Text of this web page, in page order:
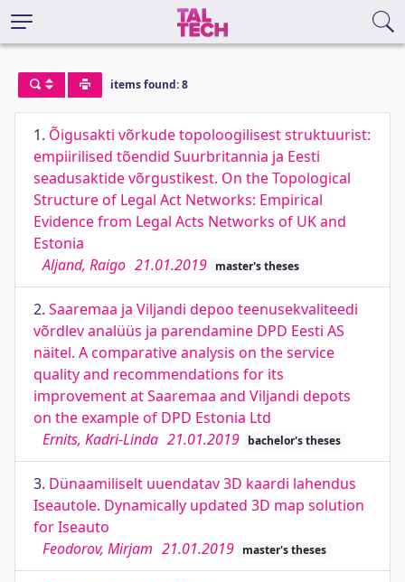
items found: 8
1. Õigusakti võrkude topoloogilisest struktuurist:
empiirilised tõendid Suurbritannia ja Eesti
seadusaktide võrgustikest. On the Topological
Structure of Legal Act Networks: Empirical
Evidence from Legal Acts Networks of UK and
Estonia
Aljand, Raigo 21.01.2019 master's theses
2. Saaremaa ja Viljandi depoo teenusekvaliteedi
võrdlev analüüs ja parendamine DPD Eesti AS
näitel. A comparative analysis on the service
quality and recommendations for its
improvement at Saaremaa and Viljandi depots
on the example of DPD Estonia Ltd
Ernits, Kadri-Linda 21.01.2019 bachelor's theses
3. Dünaamiliselt uuendatav 3D kaardi lahendus
Iseautole. Dynamically updated 3D map solution
for Iseauto
Feodorov, Mirjam 21.01.2019 master's theses